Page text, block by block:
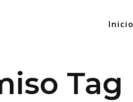
Inicio
Tag